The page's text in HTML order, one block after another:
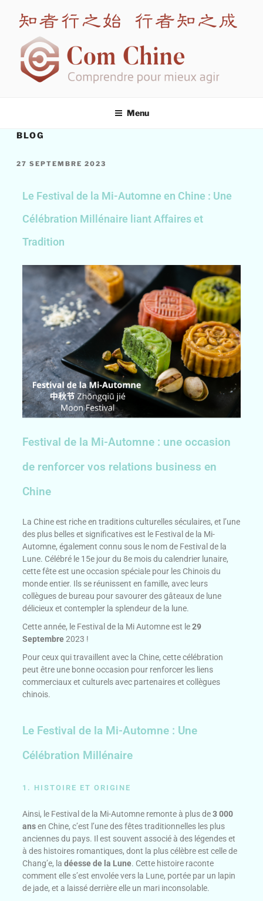
Menu
BLOG
27 SEPTEMBRE 2023
Le Festival de la Mi-Automne en Chine : Une
Célébration Millénaire liant Affaires et
Tradition
Festival de la Mi-Automne : une occasion
de renforcer vos relations business en
Chine
La Chine est riche en traditions culturelles séculaires, et l’une
des plus belles et significatives est le Festival de la Mi-
Automne, également connu sous le nom de Festival de la
Lune. Célébré le 15e jour du 8e mois du calendrier lunaire,
cette fête est une occasion spéciale pour les Chinois du
monde entier. Ils se réunissent en famille, avec leurs
collègues de bureau pour savourer des gâteaux de lune
délicieux et contempler la splendeur de la lune.
Cette année, le Festival de la Mi Automne est le29
Septembre2023 !
Pour ceux qui travaillent avec la Chine, cette célébration
peut être une bonne occasion pour renforcer les liens
commerciaux et culturels avec partenaires et collègues
chinois.
Le Festival de la Mi-Automne : Une
Célébration Millénaire
1. HISTOIRE ET ORIGINE
Ainsi, le Festival de la Mi-Automne remonte à plus de3 000
ansen Chine, c’est l’une des fêtes traditionnelles les plus
anciennes du pays. Il est souvent associé à des légendes et
à des histoires romantiques, dont la plus célèbre est celle de
Chang’e, ladéesse de la Lune. Cette histoire raconte
comment elle s’est envolée vers la Lune, portée par un lapin
de jade, et a laissé derrière elle un mari inconsolable.